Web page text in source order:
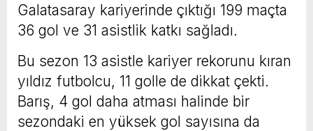
Galatasaray kariyerinde çıktığı 199 maçta
36 gol ve 31 asistlik katkı sağladı.
Bu sezon 13 asistle kariyer rekorunu kıran
yıldız futbolcu, 11 golle de dikkat çekti.
Barış, 4 gol daha atması halinde bir
sezondaki en yüksek gol sayısına da